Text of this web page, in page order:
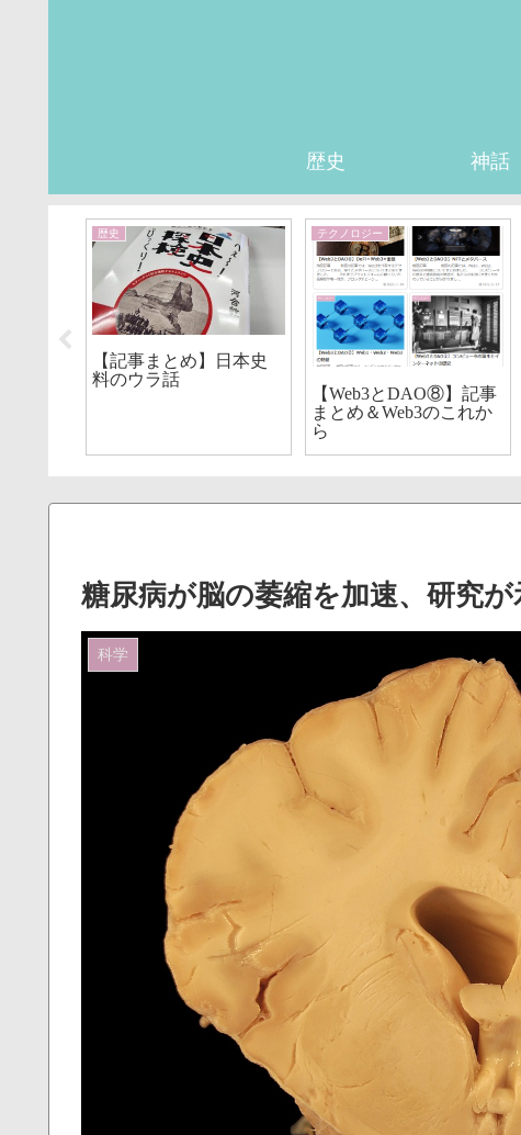
歴史 神話
歴史
【記事まとめ】日本史
料のウラ話
テクノロジー
【Web3とDAO⑧】記事
まとめ＆Web3のこれか
ら
糖尿病が脳の萎縮を加速、研究
科学